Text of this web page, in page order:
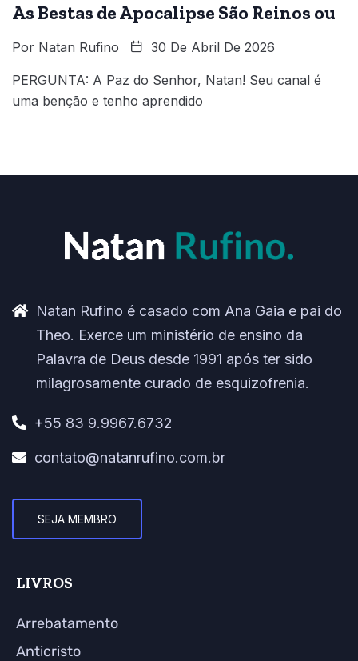
As Bestas de Apocalipse São Reinos ou
Por Natan Rufino 30 De Abril De 2026
PERGUNTA: A Paz do Senhor, Natan! Seu canal é
uma benção e tenho aprendido
Natan Rufino é casado com Ana Gaia e pai do
Theo. Exerce um ministério de ensino da
Palavra de Deus desde 1991 após ter sido
milagrosamente curado de esquizofrenia.
+55 83 9.9967.6732
contato@natanrufino.com.br
SEJA MEMBRO
LIVROS
Arrebatamento
Anticristo